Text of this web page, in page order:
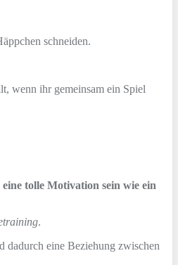
schneiden.
wenn ihr gemeinsam ein Spiel
eine tolle Motivation sein wie ein
.
dadurch eine Beziehung zwischen